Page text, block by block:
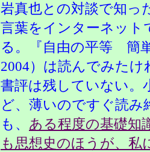
岩真也との対談で知っ
言葉をインターネット
る。『自由の平等 簡
2004）は読んでみた
書評は残していない。
ど、薄いのですぐ読
も、 ある程度の基礎知
も思想史のほうが、私